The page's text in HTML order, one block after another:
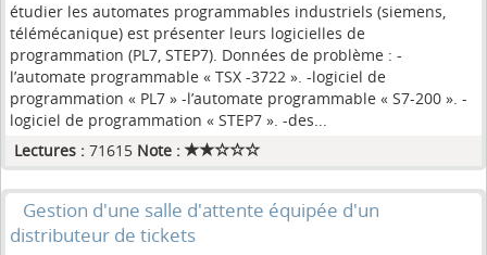
étudier les automates programmables industriels (siemens,
télémécanique) est présenter leurs logicielles de
programmation (PL7, STEP7). Données de problème : -
l’automate programmable « TSX -3722 ». -logiciel de
programmation « PL7 » -l’automate programmable « S7-200 ». -
logiciel de programmation « STEP7 ». -des...
Lectures : 71615 Note :
Gestion d'une salle d'attente équipée d'un
distributeur de tickets